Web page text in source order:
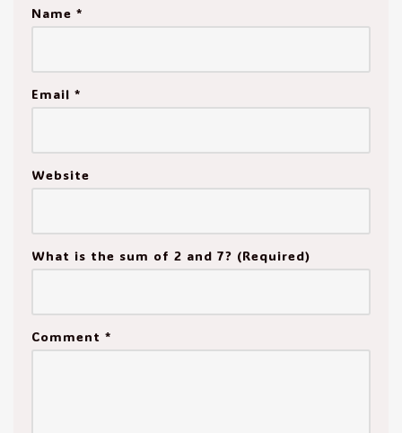
Name *
Email *
Website
What is the sum of 2 and 7? (Required)
Comment *